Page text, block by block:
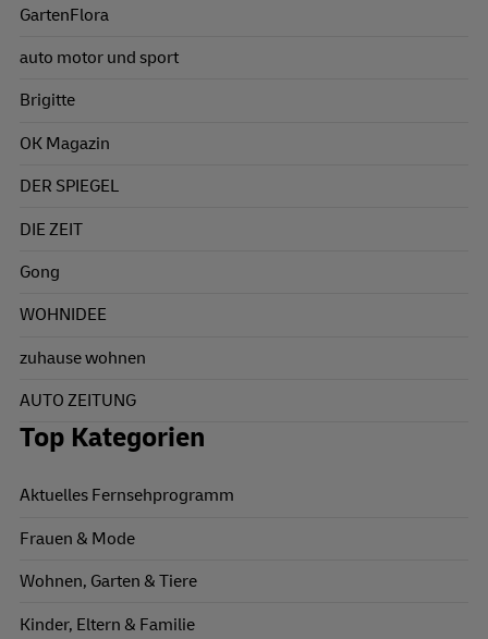
GartenFlora
auto motor und sport
Brigitte
OK Magazin
DER SPIEGEL
DIE ZEIT
Gong
WOHNIDEE
zuhause wohnen
AUTO ZEITUNG
Top Kategorien
Aktuelles Fernsehprogramm
Frauen & Mode
Wohnen, Garten & Tiere
Kinder, Eltern & Familie